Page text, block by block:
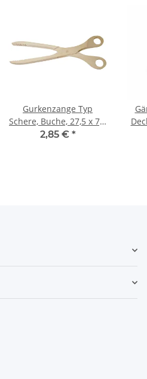
Gurkenzange Typ
Schere, Buche, 27,5 x 7,0
cm
2,85 € *